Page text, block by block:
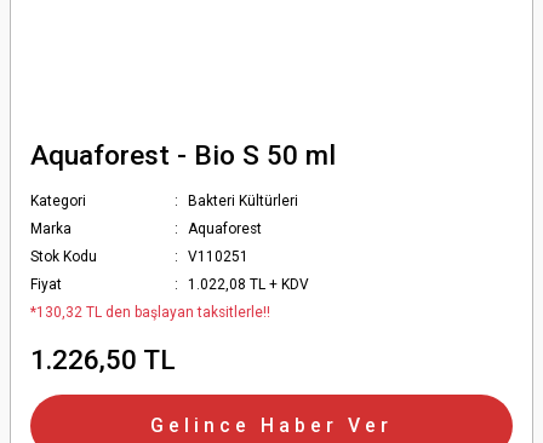
Aquaforest - Bio S 50 ml
Kategori
Bakteri Kültürleri
Marka
Aquaforest
Stok Kodu
V110251
Fiyat
1.022,08 TL + KDV
*130,32 TL den başlayan taksitlerle!!
1.226,50 TL
Gelince Haber Ver